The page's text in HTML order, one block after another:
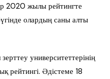
2020 жылы рейтингте
олардың саны алты
университеттерінің
рейтингі. Әдістеме 18